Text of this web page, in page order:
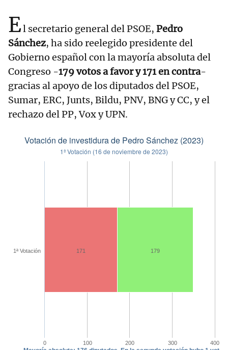
El secretario general del PSOE, Pedro
Sánchez, ha sido reelegido presidente del
Gobierno español con la mayoría absoluta del
Congreso -179 votos a favor y 171 en contra-
gracias al apoyo de los diputados del PSOE,
Sumar, ERC, Junts, Bildu, PNV, BNG y CC, y el
rechazo del PP, Vox y UPN.